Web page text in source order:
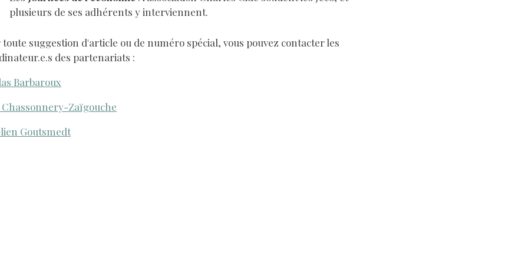
plusieurs de ses adhérents y interviennent.
toute suggestion d'article ou de numéro spécial, vous pouvez contacter les
des partenariats :
Barbaroux
Chassonnery-Zaïgouche
Goutsmedt